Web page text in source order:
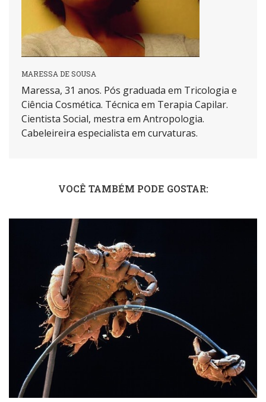
MARESSA DE SOUSA
Maressa, 31 anos. Pós graduada em Tricologia e
Ciência Cosmética. Técnica em Terapia Capilar.
Cientista Social, mestra em Antropologia.
Cabeleireira especialista em curvaturas.
VOCÊ TAMBÉM PODE GOSTAR: